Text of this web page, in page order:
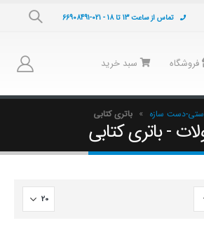
تماس از ساعت 13 تا 18 - 021-66908491
فروشگاه سبد خرید
دست سازه » باتری کتابی
- باتری کتابی